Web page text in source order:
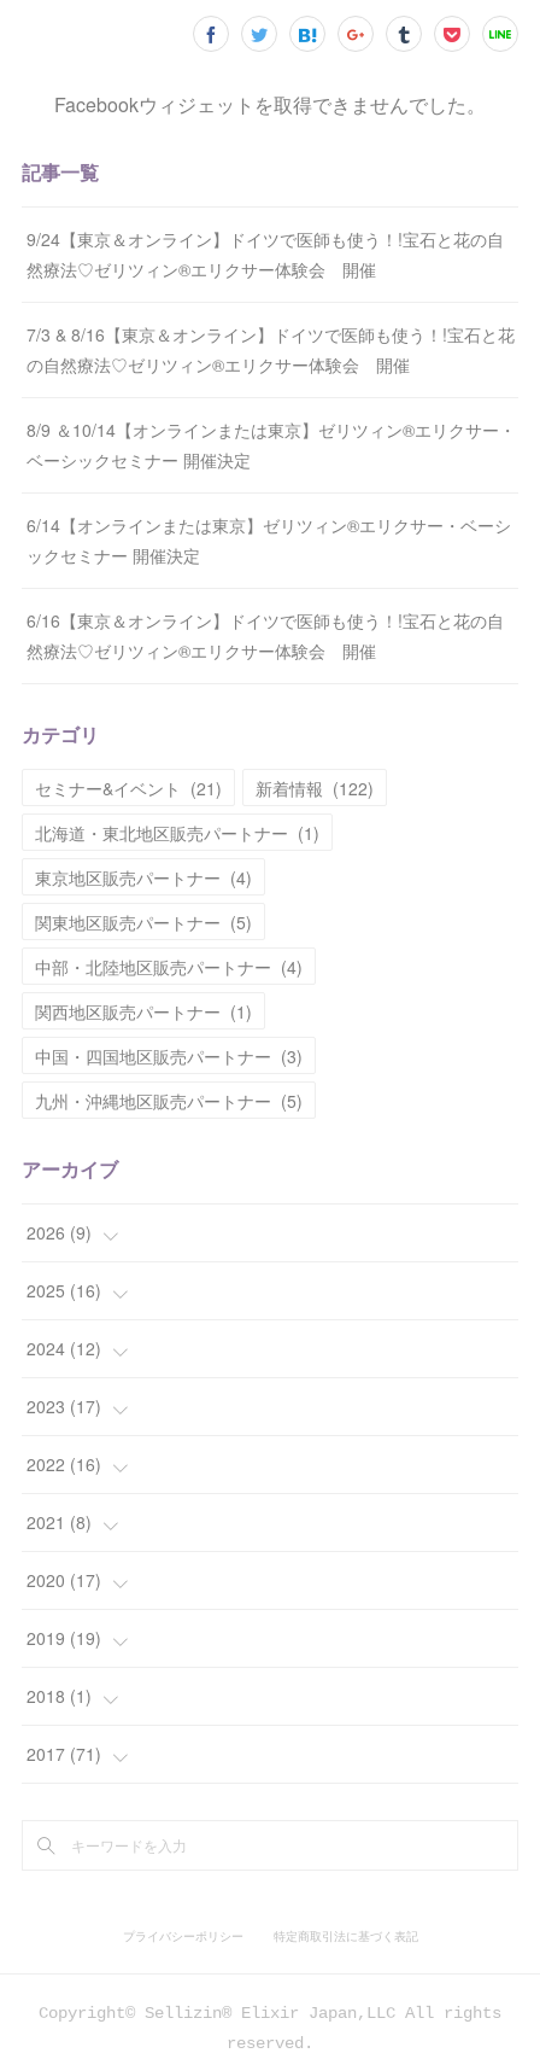
Facebookウィジェットを取得できませんでした。
記事一覧
9/24【東京＆オンライン】ドイツで医師も使う！!宝石と花の自
然療法♡ゼリツィン®エリクサー体験会 開催
7/3 & 8/16【東京＆オンライン】ドイツで医師も使う！!宝石と花
の自然療法♡ゼリツィン®エリクサー体験会 開催
8/9 ＆10/14【オンラインまたは東京】ゼリツィン®エリクサー・
ベーシックセミナー 開催決定
6/14【オンラインまたは東京】ゼリツィン®エリクサー・ベーシ
ックセミナー 開催決定
6/16【東京＆オンライン】ドイツで医師も使う！!宝石と花の自
然療法♡ゼリツィン®エリクサー体験会 開催
カテゴリ
セミナー&イベント (21) 新着情報 (122)
北海道・東北地区販売パートナー (1)
東京地区販売パートナー (4)
関東地区販売パートナー (5)
中部・北陸地区販売パートナー (4)
関西地区販売パートナー (1)
中国・四国地区販売パートナー (3)
九州・沖縄地区販売パートナー (5)
アーカイブ
2026 (9)
(1)
( 2)
(2)
( 2)
(2
2025 (16)
(2)
(2)
(6)
(4
(2)
2024 (12)
(1)
(2)
(2
(3)
( 4)
2023 (17)
(1)
(5
(3)
(4)
(2
2022 (16)
(1
(1)
(4)
(4
( 4)
2021 (8)
(3)
(2)
(1
(2)
2020 (17)
(2)
(4
(2)
2019 (19)
(4
(1)
)
2018 (1)
(1)
2017 (71)
プライバシーポリシー 特定商取引法に基づく表記
Copyright© Sellizin® Elixir Japan,LLC All rights
reserved.